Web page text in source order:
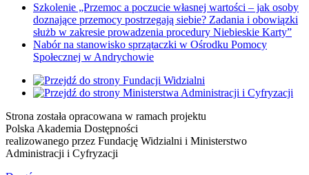
Szkolenie „Przemoc a poczucie własnej wartości – jak osoby
doznające przemocy postrzegają siebie? Zadania i obowiązki
służb w zakresie prowadzenia procedury Niebieskie Karty”
Nabór na stanowisko sprzątaczki w Ośrodku Pomocy
Społecznej w Andrychowie
Strona została opracowana w ramach projektu
Polska Akademia Dostępności
realizowanego przez Fundację Widzialni i Ministerstwo
Administracji i Cyfryzacji